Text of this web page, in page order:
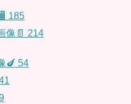
185
像📄 214
🍆 54